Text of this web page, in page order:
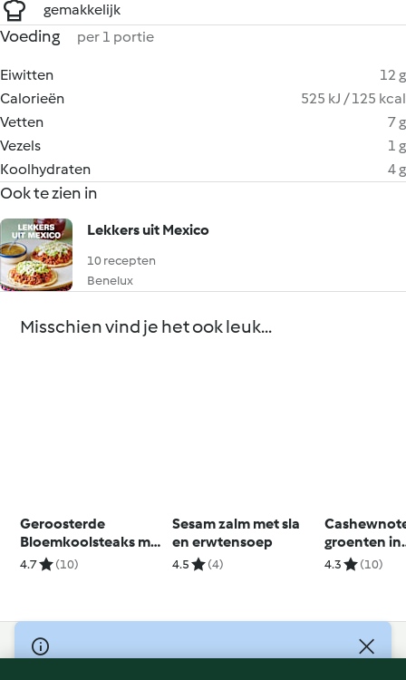
gemakkelijk
Voeding per 1 portie
Eiwitten
12 g
Calorieën
525 kJ / 125 kcal
Vetten
7 g
Vezels
1 g
Koolhydraten
4 g
Ook te zien in
Lekkers uit Mexico
10 recepten
Benelux
Misschien vind je het ook leuk...
Geroosterde
Bloemkoolsteaks met
Salsa en Puree
4.7 (10)
Sesam zalm met sla
en erwtensoep
4.5 (4)
groenten in
pindasaus
4.3 (10)
© Copyright 2026